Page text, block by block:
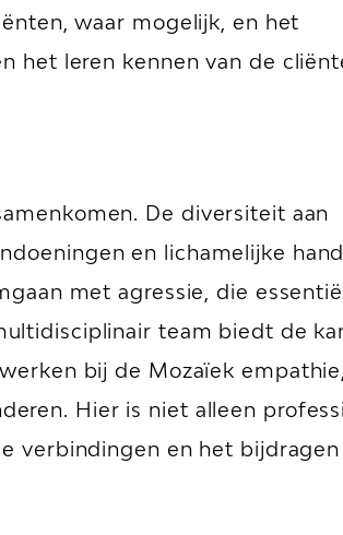
waar mogelijk, en het
het leren kennen van de
De diversiteit aan
en lichamelijke
met agressie, die
team biedt de
bij de Mozaïek
Hier is niet alleen
verbindingen en het bijdragen